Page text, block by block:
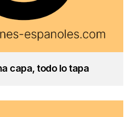
capa, todo lo tapa